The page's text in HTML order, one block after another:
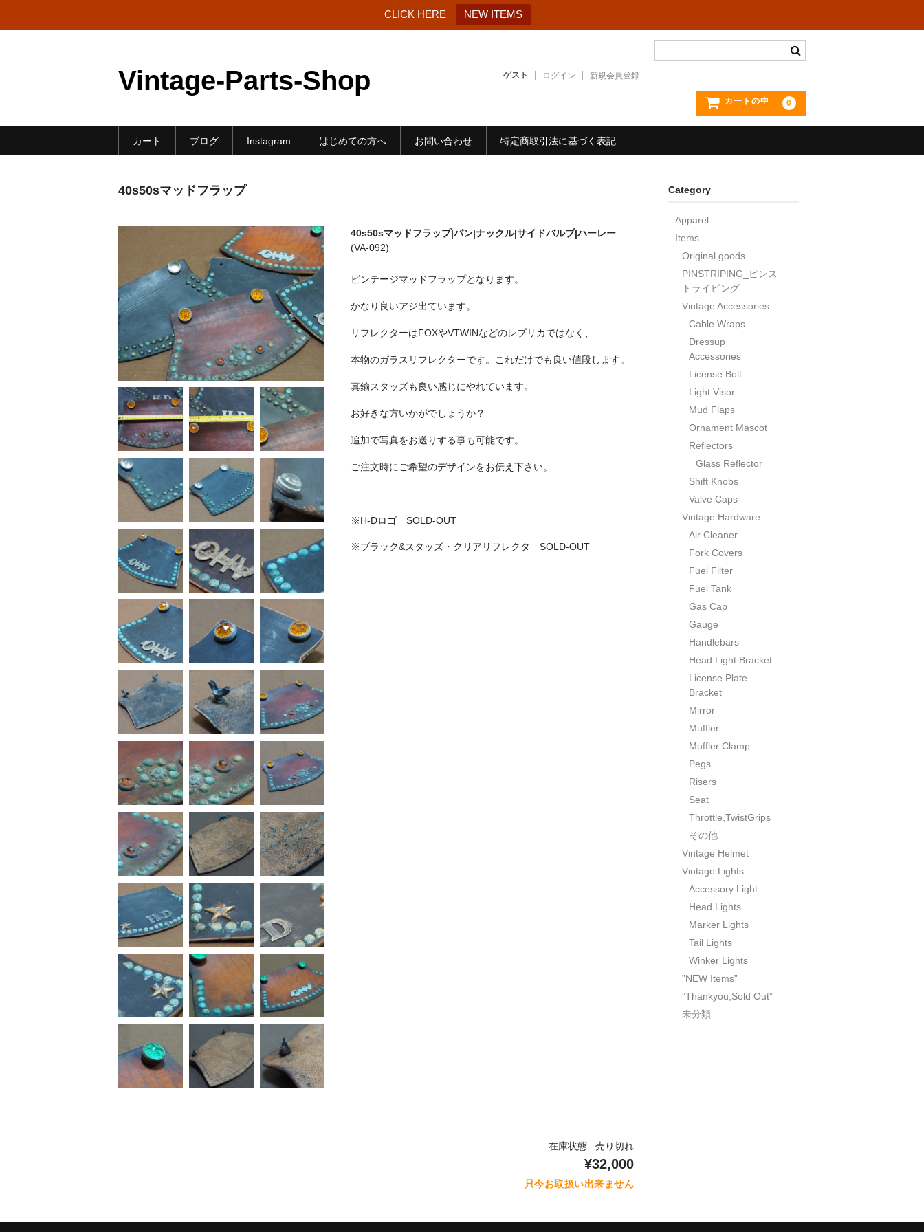
CLICK HERE NEW ITEMS
Vintage-Parts-Shop ゲスト ログイン 新規会員登録
カートの中 0
カート ブログ Instagram はじめての方へ お問い合わせ 特定商取引法に基づく表記
40s50sマッドフラップ
40s50sマッドフラップ|パン|ナックル|サイドバルブ|ハーレー
(VA-092)
ビンテージマッドフラップとなります。
かなり良いアジ出ています。
リフレクターはFOXやVTWINなどのレプリカではなく、
本物のガラスリフレクターです。これだけでも良い値段します。
真鍮スタッズも良い感じにやれています。
お好きな方いかがでしょうか？
追加で写真をお送りする事も可能です。
ご注文時にご希望のデザインをお伝え下さい。
※H-Dロゴ SOLD-OUT
※ブラック&スタッズ・クリアリフレクタ SOLD-OUT
在庫状態 : 売り切れ
¥32,000
只今お取扱い出来ません
Category
Apparel
Items
Original goods
PINSTRIPING_ピンス
トライピング
Vintage Accessories
Cable Wraps
Dressup
Accessories
License Bolt
Light Visor
Mud Flaps
Ornament Mascot
Reflectors
Glass Reflector
Shift Knobs
Valve Caps
Vintage Hardware
Air Cleaner
Fork Covers
Fuel Filter
Fuel Tank
Gas Cap
Gauge
Handlebars
Head Light Bracket
License Plate
Bracket
Mirror
Muffler
Muffler Clamp
Pegs
Risers
Seat
Throttle,TwistGrips
その他
Vintage Helmet
Vintage Lights
Accessory Light
Head Lights
Marker Lights
Tail Lights
Winker Lights
”NEW Items”
”Thankyou,Sold Out”
未分類